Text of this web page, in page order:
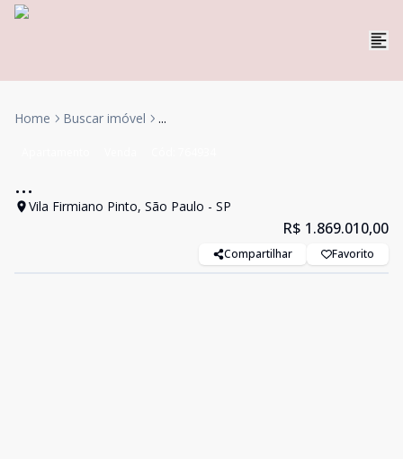
Home Buscar imóvel ...
...
Vila Firmiano Pinto, São Paulo - SP
R$ 1.869.010,00
Compartilhar Favorito